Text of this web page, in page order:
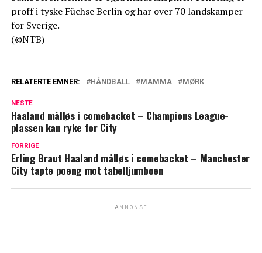
proff i tyske Füchse Berlin og har over 70 landskamper
for Sverige.
(©NTB)
RELATERTE EMNER: HÅNDBALL MAMMA MØRK
NESTE
Haaland målløs i comebacket – Champions League-
plassen kan ryke for City
FORRIGE
Erling Braut Haaland målløs i comebacket – Manchester
City tapte poeng mot tabelljumboen
ANNONSE